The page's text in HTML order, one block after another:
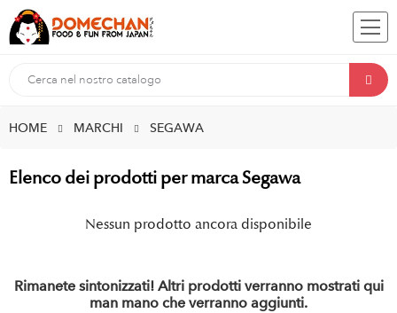
HOME MARCHI SEGAWA
Elenco dei prodotti per marca Segawa
Nessun prodotto ancora disponibile
Rimanete sintonizzati! Altri prodotti verranno mostrati qui
man mano che verranno aggiunti.